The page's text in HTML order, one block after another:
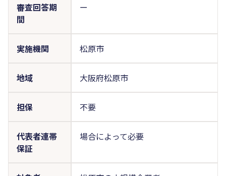
審査回答期
間
ー
実施機関 松原市
地域 大阪府松原市
担保 不要
代表者連帯
保証
場合によって必要